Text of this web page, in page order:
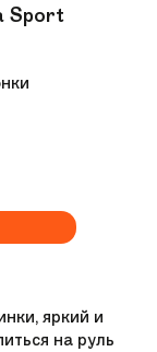
Sport
яркий и
на руль